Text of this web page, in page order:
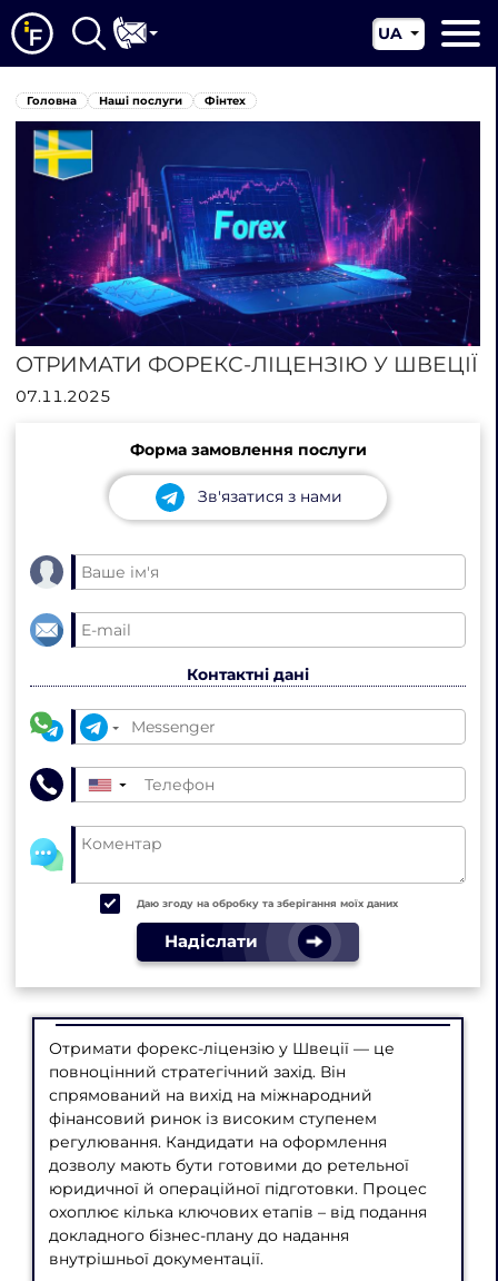
Про нас
Наші послуги
Новини
Юрисдикції
Контакти
UA
EN
Головна Наші послуги Фінтех
ОТРИМАТИ ФОРЕКС-ЛІЦЕНЗІЮ У ШВЕЦІЇ
07.11.2025
Форма замовлення послуги
Зв'язатися з нами
Контактні дані
▼
Даю згоду на обробку та зберігання моїх даних
Надіслати
Отримати форекс-ліцензію у Швеції — це
повноцінний стратегічний захід. Він
спрямований на вихід на міжнародний
фінансовий ринок із високим ступенем
регулювання. Кандидати на оформлення
дозволу мають бути готовими до ретельної
юридичної й операційної підготовки. Процес
охоплює кілька ключових етапів – від подання
докладного бізнес-плану до надання
внутрішньої документації.